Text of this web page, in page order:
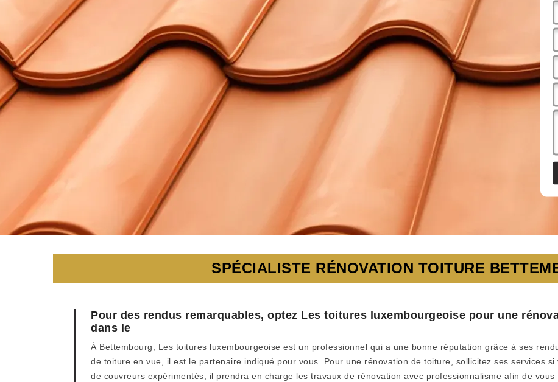
SPÉCIALISTE RÉNOVATION TOITURE
Pour des rendus remarquables, optez Les toitures luxembourgeoise pour une
dans le
À Bettembourg, Les toitures luxembourgeoise est un professionnel qui a une bonne réputation grâce à ses
de toiture en vue, il est le partenaire indiqué pour vous. Pour une rénovation de toiture, sollicitez ses services
de couvreurs expérimentés, il prendra en charge les travaux de rénovation avec professionnalisme afin de